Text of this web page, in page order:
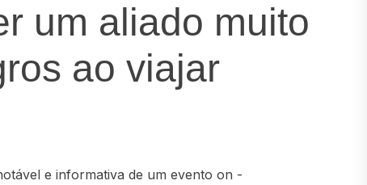
um aliado muito
ao viajar
e informativa de um evento on -